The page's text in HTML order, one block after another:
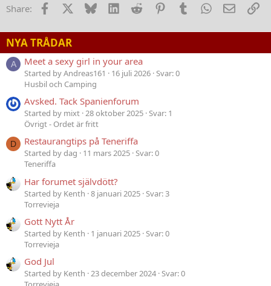
Share: Facebook Bluesky LinkedInReddit PinterestTumblrWhatsApp
E-post
NYA TRÅDAR
A Meet a sexy girl in your area
Started by Andreas161 16 juli 2026 Svar: 0
Husbil och Camping
Avsked. Tack Spanienforum
Started by mixt 28 oktober 2025 Svar: 1
Övrigt - Ordet är fritt
D Restaurangtips på Teneriffa
Started by dag 11 mars 2025 Svar: 0
Teneriffa
Har forumet självdött?
Started by Kenth 8 januari 2025 Svar: 3
Torrevieja
Gott Nytt År
Started by Kenth 1 januari 2025 Svar: 0
Torrevieja
God Jul
Started by Kenth 23 december 2024 Svar: 0